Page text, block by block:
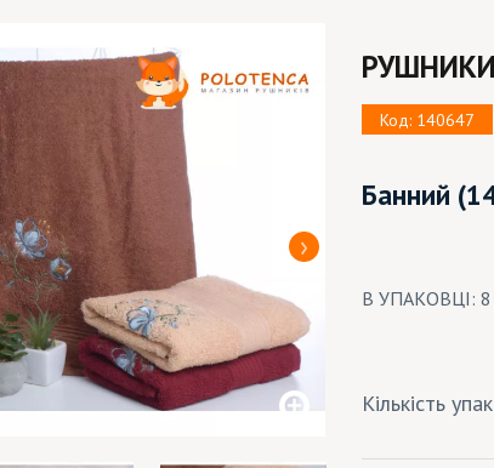
Код: 140647
Банний
В УПАКОВЦІ:
Кількість